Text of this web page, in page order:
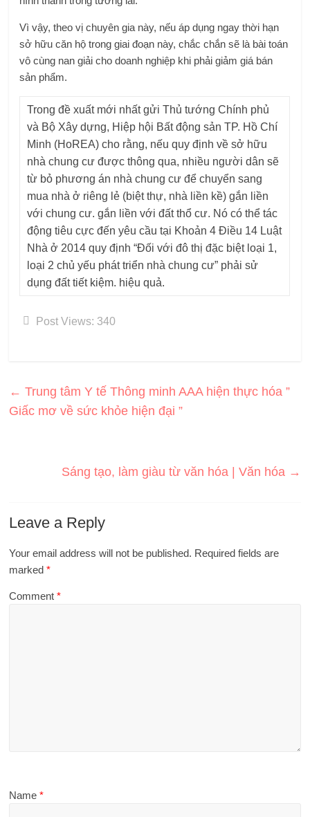
Vì vậy, theo vị chuyên gia này, nếu áp dụng ngay thời hạn
sở hữu căn hộ trong giai đoạn này, chắc chắn sẽ là bài toán
vô cùng nan giải cho doanh nghiệp khi phải giảm giá bán
sản phẩm.
Trong đề xuất mới nhất gửi Thủ tướng Chính phủ
và Bộ Xây dựng, Hiệp hội Bất động sản TP. Hồ Chí
Minh (HoREA) cho rằng, nếu quy định về sở hữu
nhà chung cư được thông qua, nhiều người dân sẽ
từ bỏ phương án nhà chung cư để chuyển sang
mua nhà ở riêng lẻ (biệt thự, nhà liền kề) gắn liền
với chung cư. gắn liền với đất thổ cư. Nó có thể tác
động tiêu cực đến yêu cầu tại Khoản 4 Điều 14 Luật
Nhà ở 2014 quy định “Đối với đô thị đặc biệt loại 1,
loại 2 chủ yếu phát triển nhà chung cư” phải sử
dụng đất tiết kiệm. hiệu quả.
Post Views: 340
← Trung tâm Y tế Thông minh AAA hiện thực hóa ”
Giấc mơ về sức khỏe hiện đại ”
Sáng tạo, làm giàu từ văn hóa | Văn hóa →
Leave a Reply
Your email address will not be published. Required fields are
marked*
Comment*
Name*